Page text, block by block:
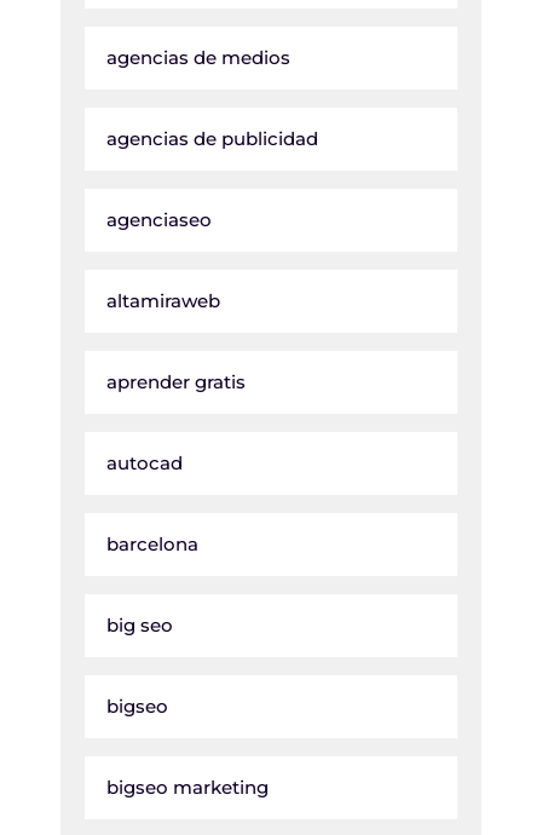
agencias de medios
agencias de publicidad
agenciaseo
altamiraweb
aprender gratis
autocad
barcelona
big seo
bigseo
bigseo marketing